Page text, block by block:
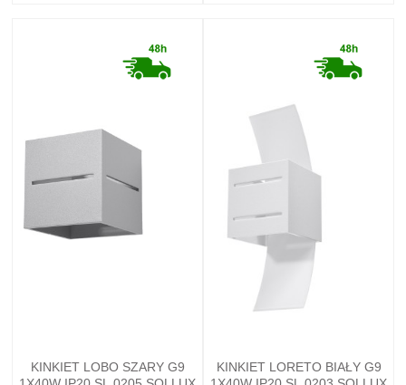
KINKIET LOBO SZARY G9
KINKIET LORETO BIAŁY G9